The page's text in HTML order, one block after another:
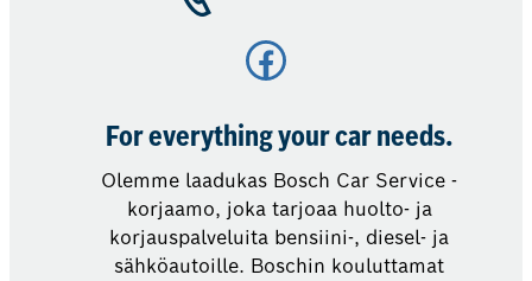
Facebook
For everything your car needs.
Olemme laadukas Bosch Car Service -
korjaamo, joka tarjoaa huolto- ja
korjauspalveluita bensiini-, diesel- ja
sähköautoille. Boschin kouluttamat